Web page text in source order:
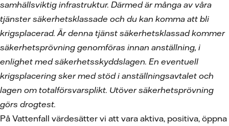
samhällsviktig infrastruktur. Därmed är många av våra
tjänster säkerhetsklassade och du kan komma att bli
krigsplacerad. Är denna tjänst säkerhetsklassad kommer
säkerhetsprövning genomföras innan anställning, i
enlighet med säkerhetsskyddslagen. En eventuell
krigsplacering sker med stöd i anställningsavtalet och
lagen om totalförsvarsplikt. Utöver säkerhetsprövning
görs drogtest.
På Vattenfall värdesätter vi att vara aktiva, positiva, öppna